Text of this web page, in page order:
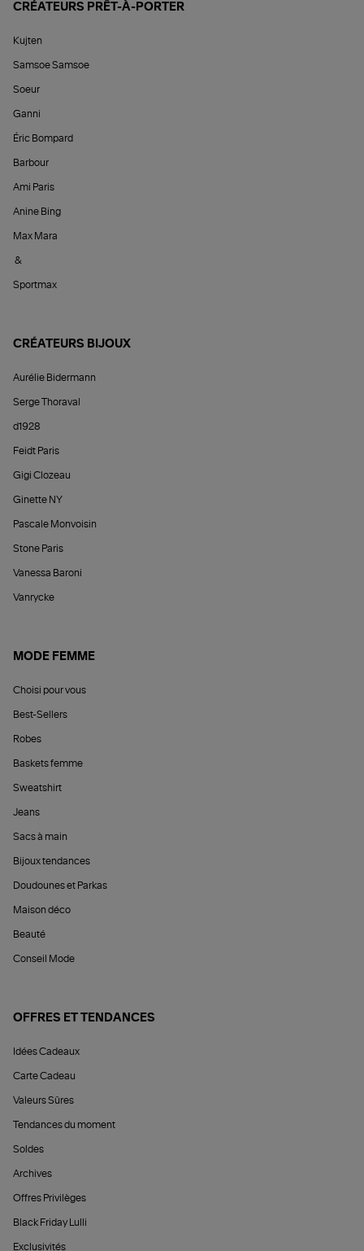
CRÉATEURS PRÊT-À-PORTER
Kujten
Samsoe Samsoe
Soeur
Ganni
Éric Bompard
Barbour
Ami Paris
Anine Bing
Max Mara
&
Sportmax
CRÉATEURS BIJOUX
Aurélie Bidermann
Serge Thoraval
d1928
Feidt Paris
Gigi Clozeau
Ginette NY
Pascale Monvoisin
Stone Paris
Vanessa Baroni
Vanrycke
MODE FEMME
Choisi pour vous
Best-Sellers
Robes
Baskets femme
Sweatshirt
Jeans
Sacs à main
Bijoux tendances
Doudounes et Parkas
Maison déco
Beauté
Conseil Mode
OFFRES ET TENDANCES
Idées Cadeaux
Carte Cadeau
Valeurs Sûres
Tendances du moment
Soldes
Archives
Offres Privilèges
Black Friday Lulli
Exclusivités